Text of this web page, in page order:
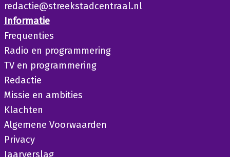
redactie@streekstadcentraal.nl
Informatie
Frequenties
Radio en programmering
TV en programmering
Redactie
Missie en ambities
Klachten
Algemene Voorwaarden
Privacy
Jaarverslag